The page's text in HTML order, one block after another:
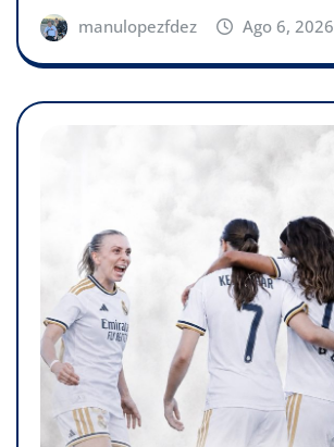
manulopezfdez Ago 6, 2026